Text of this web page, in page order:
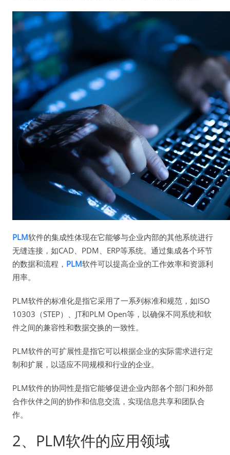
PLM软件的集成性体现在它能够与企业内部的其他系统进行
无缝连接，如CAD、PDM、ERP等系统。通过集成各个环节
的数据和流程， PLM软件可以提高企业的工作效率和资源利
用率。
PLM软件的标准化是指它采用了一系列标准和规范，如ISO
10303（STEP）、JT和PLM Open等，以确保不同系统和软
件之间的兼容性和数据交换的一致性。
PLM软件的可扩展性是指它可以根据企业的实际需求进行定
制和扩展，以适应不同规模和行业的企业。
PLM软件的协同性是指它能够促进企业内部各个部门和外部
合作伙伴之间的协作和信息交流，实现信息共享和团队合
作。
2、PLM软件的应用领域